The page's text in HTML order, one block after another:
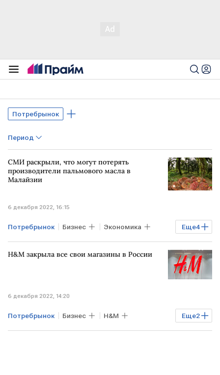
Потребрынок
Период
СМИ раскрыли, что могут потерять
производители пальмового масла в
Малайзии
6 декабря 2022, 16:15
Еще4
Потребрынок Бизнес Экономика
Промышленность пальмовое масло
H&M закрыла все свои магазины в России
6 декабря 2022, 14:20
Еще2
Потребрынок Бизнес H&M
потребительский рынок магазины